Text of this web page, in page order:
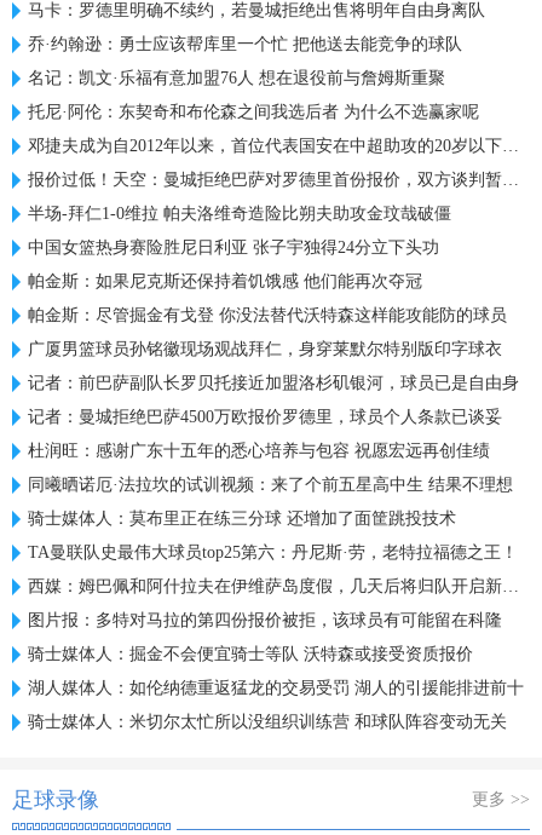
马卡：罗德里明确不续约，若曼城拒绝出售将明年自由身离队
乔·约翰逊：勇士应该帮库里一个忙 把他送去能竞争的球队
名记：凯文·乐福有意加盟76人 想在退役前与詹姆斯重聚
托尼·阿伦：东契奇和布伦森之间我选后者 为什么不选赢家呢
邓捷夫成为自2012年以来，首位代表国安在中超助攻的20岁以下球员
报价过低！天空：曼城拒绝巴萨对罗德里首份报价，双方谈判暂中止
半场-拜仁1-0维拉 帕夫洛维奇造险比朔夫助攻金玟哉破僵
中国女篮热身赛险胜尼日利亚 张子宇独得24分立下头功
帕金斯：如果尼克斯还保持着饥饿感 他们能再次夺冠
帕金斯：尽管掘金有戈登 你没法替代沃特森这样能攻能防的球员
广厦男篮球员孙铭徽现场观战拜仁，身穿莱默尔特别版印字球衣
记者：前巴萨副队长罗贝托接近加盟洛杉矶银河，球员已是自由身
记者：曼城拒绝巴萨4500万欧报价罗德里，球员个人条款已谈妥
杜润旺：感谢广东十五年的悉心培养与包容 祝愿宏远再创佳绩
同曦晒诺厄·法拉坎的试训视频：来了个前五星高中生 结果不理想
骑士媒体人：莫布里正在练三分球 还增加了面筐跳投技术
TA曼联队史最伟大球员top25第六：丹尼斯·劳，老特拉福德之王！
西媒：姆巴佩和阿什拉夫在伊维萨岛度假，几天后将归队开启新赛季
图片报：多特对马拉的第四份报价被拒，该球员有可能留在科隆
骑士媒体人：掘金不会便宜骑士等队 沃特森或接受资质报价
湖人媒体人：如伦纳德重返猛龙的交易受罚 湖人的引援能排进前十
骑士媒体人：米切尔太忙所以没组织训练营 和球队阵容变动无关
足球录像 更多 >>